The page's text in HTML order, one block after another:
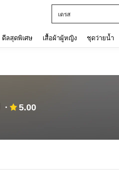
เดรส
ดีลสุดพิเศษ เสื้อผ้าผู้หญิง ชุดว่ายน้ำ
5.00